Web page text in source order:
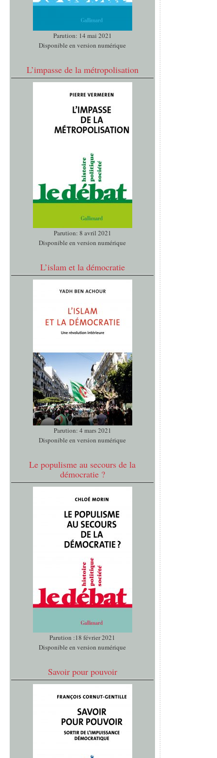
Parution: 14 mai 2021
Disponible en version numérique
L’impasse de la métropolisation
Parution: 8 avril 2021
Disponible en version numérique
L’islam et la démocratie
Parution: 4 mars 2021
Disponible en version numérique
Le populisme au secours de la
démocratie ?
Parution :18 février 2021
Disponible en version numérique
Savoir pour pouvoir